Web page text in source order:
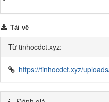
Tải về
Từ tinhocdct.xyz:
https://tinhocdct.xyz/